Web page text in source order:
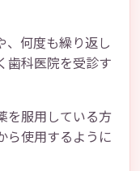
、何度も繰り返し
歯科医院を受診す
を服用している方
ら使用するように